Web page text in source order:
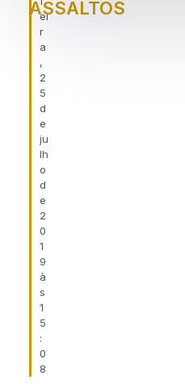
ei
r
a
,
2
5
d
e
ju
lh
o
d
e
2
0
1
9
à
s
1
5
:
0
8
ASSALTOS